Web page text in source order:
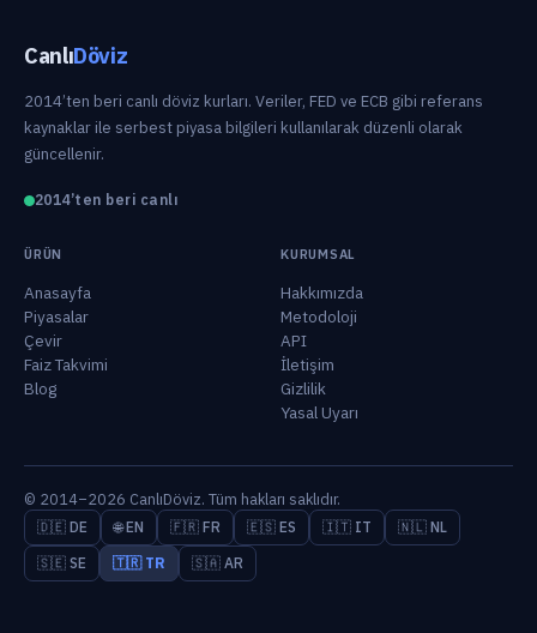
CanlıDöviz
2014’ten beri canlı döviz kurları. Veriler, FED ve ECB gibi referans
kaynaklar ile serbest piyasa bilgileri kullanılarak düzenli olarak
güncellenir.
2014’ten beri canlı
ÜRÜN
Anasayfa
Piyasalar
Çevir
Faiz Takvimi
Blog
KURUMSAL
Hakkımızda
Metodoloji
API
İletişim
Gizlilik
Yasal Uyarı
© 2014–2026 CanlıDöviz. Tüm hakları saklıdır.
🇩🇪 DE 🌐 EN 🇫🇷 FR 🇪🇸 ES 🇮🇹 IT
🇳🇱 NL
🇸🇪 SE
🇹🇷 TR 🇸🇦 AR